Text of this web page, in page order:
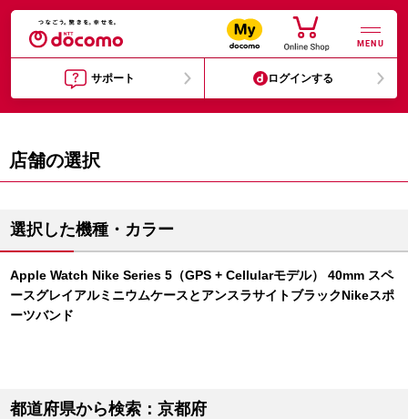
MENU
サポート ログインする
店舗の選択
選択した機種・カラー
Apple Watch Nike Series 5（GPS + Cellularモデル） 40mm スペ
ースグレイアルミニウムケースとアンスラサイトブラックNikeスポ
ーツバンド
都道府県から検索：京都府